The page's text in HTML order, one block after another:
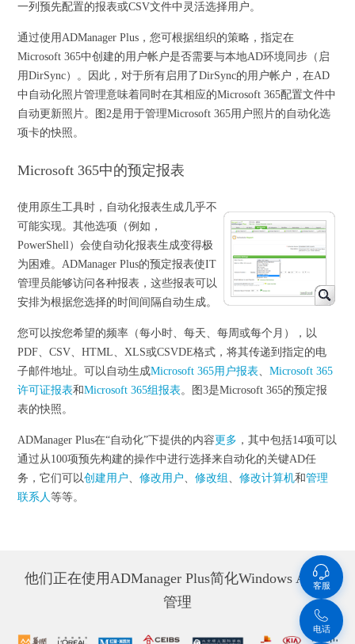
一列预先配置的报表或CSV文件中灵活选择用户。
通过使用ADManager Plus，您可根据组织的策略，指定在
Microsoft 365中创建的用户帐户是否需要与本地AD环境同步（启
用DirSync）。因此，对于所有启用了DirSync的用户帐户，在AD
中自动化照片管理意味着同时在其相应的Microsoft 365配置文件中
自动更新照片。图2是用于管理Microsoft 365用户照片的自动化选
项卡的快照。
Microsoft 365中的预定报表
使用原生工具时，自动化报表生成几乎不
可能实现。其他选项（例如，
PowerShell）会使自动化报表生成变得极
为困难。ADManager Plus的预定报表使IT
管理员能够访问各种报表，这些报表可以
安排为根据您选择的时间间隔自动生成。
您可以按您希望的频率（每小时、每天、每周或每个月），以
PDF、CSV、HTML、XLS或CSVDE格式，将其传递到指定的电
子邮件地址。可以自动生成Microsoft 365用户报表、Microsoft 365
许可证报表和Microsoft 365组报表。图3是Microsoft 365的预定报
表的快照。
ADManager Plus在“自动化”下提供的内容更多 ，其中包括14项可以
通过从100项预先构建的操作中进行选择来自动化的关键AD任
务，它们可以创建用户、修改用户、修改组 、修改计算机和管理
联系人等等。
他们正在使用ADManager Plus简化Windows AD域
管理
客服
电话